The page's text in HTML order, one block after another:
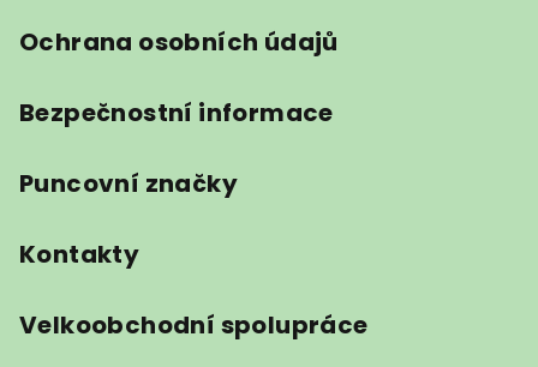
Ochrana osobních údajů
Bezpečnostní informace
Puncovní značky
Kontakty
Velkoobchodní spolupráce